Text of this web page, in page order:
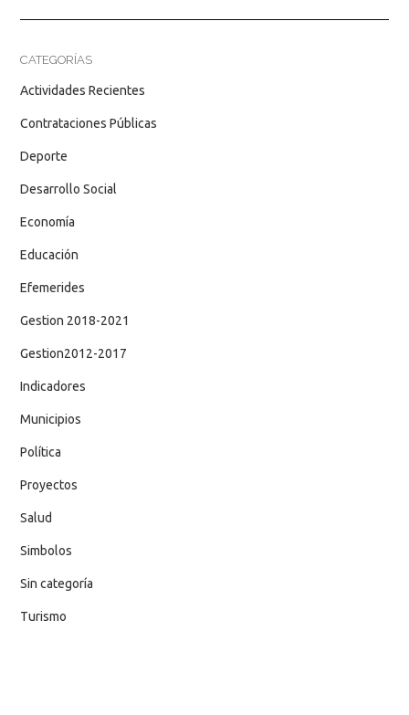
CATEGORÍAS
Actividades Recientes
Contrataciones Públicas
Deporte
Desarrollo Social
Economía
Educación
Efemerides
Gestion 2018-2021
Gestion2012-2017
Indicadores
Municipios
Política
Proyectos
Salud
Simbolos
Sin categoría
Turismo